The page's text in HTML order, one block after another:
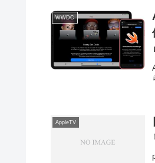
WWDC
AppleTV